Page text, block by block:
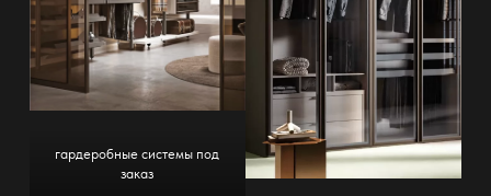
гардеробные системы под
заказ